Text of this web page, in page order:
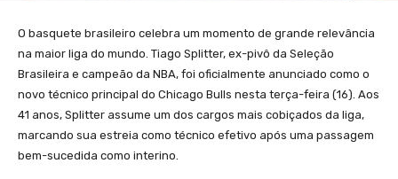
O basquete brasileiro celebra um momento de grande relevância
na maior liga do mundo. Tiago Splitter, ex-pivô da Seleção
Brasileira e campeão da NBA, foi oficialmente anunciado como o
novo técnico principal do Chicago Bulls nesta terça-feira (16). Aos
41 anos, Splitter assume um dos cargos mais cobiçados da liga,
marcando sua estreia como técnico efetivo após uma passagem
bem-sucedida como interino.